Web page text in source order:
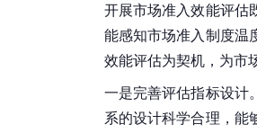
开展市场准入效能评估
能感知市场准入制度温
效能评估为契机，为市
一是完善评估指标设计
系的设计科学合理，能